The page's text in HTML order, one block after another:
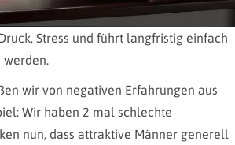
Stress und führt langfristig einfach
werden.
wir von negativen Erfahrungen aus
Wir haben 2 mal schlechte
nun, dass attraktive Männer generell